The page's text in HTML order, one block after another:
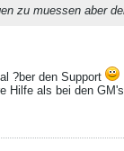
zu muessen aber
?ber den Support
Hilfe als bei den